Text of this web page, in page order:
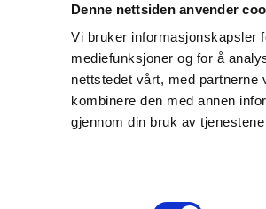
Denne nettsiden anvender
Vi bruker informasjonskapsler
mediefunksjoner og for å
nettstedet vårt, med partnerne
kombinere den med annen
gjennom din bruk av
Retur og bytte
Personvern
Frakt og levering
Ledige stillinger
FAQ - Ofte stilte
Åpenhetsloven